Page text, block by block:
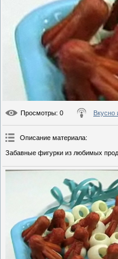
Просмотры: 0 Вкусно
Описание материала:
Забавные фигурки из любимых